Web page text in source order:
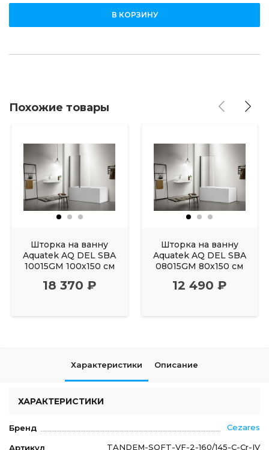
В КОРЗИНУ
Похожие товары
Шторка на ванну
Aquatek AQ DEL SBA
10015GM 100х150 см
18 370 ₽
Шторка на ванну
Aquatek AQ DEL SBA
08015GM 80х150 см
12 490 ₽
Характеристики Описание
ХАРАКТЕРИСТИКИ
Бренд Cezares
Артикул TANDEM-SOFT-VF-2-160/145-C-Cr-IV